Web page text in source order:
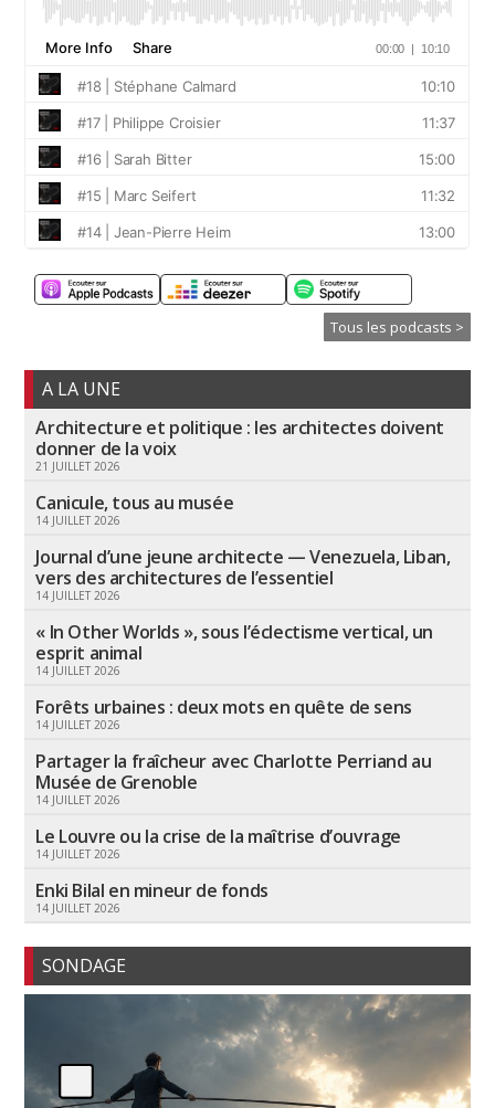
Tous les podcasts >
A LA UNE
Architecture et politique : les architectes doivent
donner de la voix
21 JUILLET 2026
Canicule, tous au musée
14 JUILLET 2026
Journal d’une jeune architecte — Venezuela, Liban,
vers des architectures de l’essentiel
14 JUILLET 2026
« In Other Worlds », sous l’éclectisme vertical, un
esprit animal
14 JUILLET 2026
Forêts urbaines : deux mots en quête de sens
14 JUILLET 2026
Partager la fraîcheur avec Charlotte Perriand au
Musée de Grenoble
14 JUILLET 2026
Le Louvre ou la crise de la maîtrise d’ouvrage
14 JUILLET 2026
Enki Bilal en mineur de fonds
14 JUILLET 2026
SONDAGE